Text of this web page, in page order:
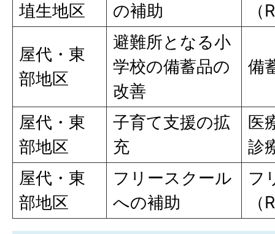
埴生地区
の補助
屋代・東
部地区
避難所となる小
学校の備蓄品の
改善
備
屋代・東
部地区
子育て支援の拡
充
医
診
屋代・東
部地区
フリースクール
への補助
フ